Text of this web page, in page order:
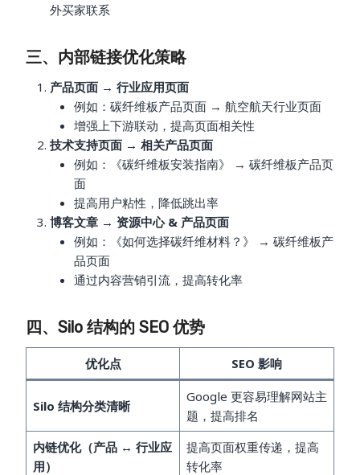
外买家联系
三、内部链接优化策略
产品页面 → 行业应用页面
例如：碳纤维板产品页面 → 航空航天行业页面
增强上下游联动，提高页面相关性
技术支持页面 → 相关产品页面
例如：《碳纤维板安装指南》 → 碳纤维板产品页
面
提高用户粘性，降低跳出率
博客文章 → 资源中心 & 产品页面
例如：《如何选择碳纤维材料？》 → 碳纤维板产
品页面
通过内容营销引流，提高转化率
四、Silo 结构的 SEO 优势
优化点 SEO 影响
Silo 结构分类清晰
Google 更容易理解网站主
题，提高排名
内链优化（产品 ↔ 行业应
用）
提高页面权重传递，提高
转化率